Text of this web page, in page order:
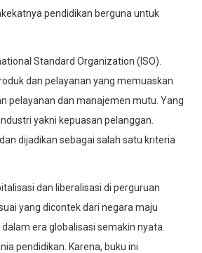
pendidikan berguna untuk
Standard Organization (ISO).
dan pelayanan yang memuaskan
pelayanan dan manajemen mutu. Yang
yakni kepuasan pelanggan.
dijadikan sebagai salah satu kriteria
dan liberalisasi di perguruan
yang dicontek dari negara maju
era globalisasi semakin nyata.
pendidikan. Karena, buku ini